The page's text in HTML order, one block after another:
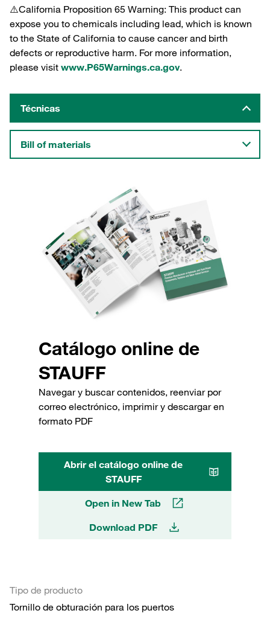
⚠️California Proposition 65 Warning: This product can
expose you to chemicals including lead, which is known
to the State of California to cause cancer and birth
defects or reproductive harm. For more information,
please visit www.P65Warnings.ca.gov.
Técnicas
Bill of materials
Catálogo online de
STAUFF
Navegar y buscar contenidos, reenviar por
correo electrónico, imprimir y descargar en
formato PDF
Abrir el catálogo online de
STAUFF
Open in New Tab
Download PDF
Tipo de producto
Tornillo de obturación para los puertos